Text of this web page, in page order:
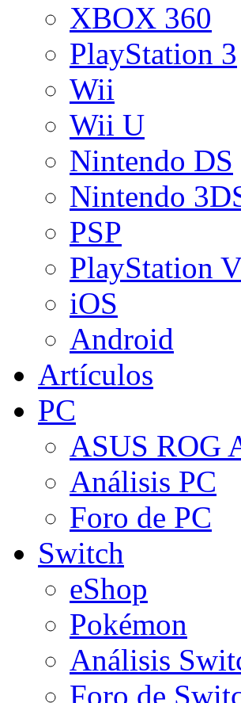
XBOX 360
PlayStation 3
Wii
Wii U
Nintendo DS
Nintendo
PSP
PlayStation
iOS
Android
Artículos
PC
ASUS ROG
Análisis PC
Foro de PC
Switch
eShop
Pokémon
Análisis
Foro de